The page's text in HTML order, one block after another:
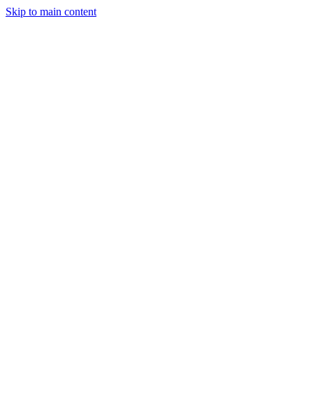
Skip to main content